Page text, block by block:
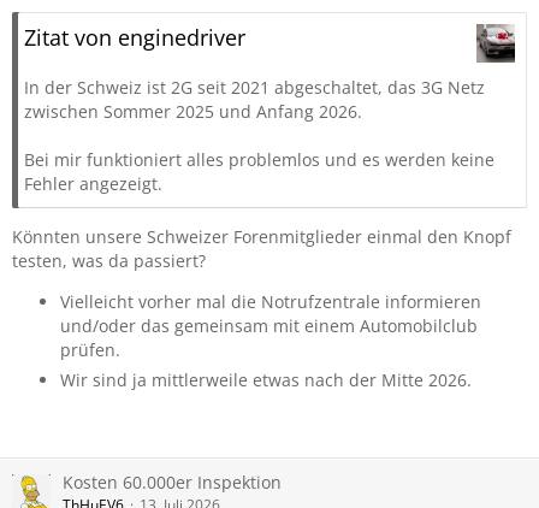
Zitat von enginedriver
In der Schweiz ist 2G seit 2021 abgeschaltet, das 3G Netz
zwischen Sommer 2025 und Anfang 2026.
Bei mir funktioniert alles problemlos und es werden keine
Fehler angezeigt.
Könnten unsere Schweizer Forenmitglieder einmal den Knopf
testen, was da passiert?
Vielleicht vorher mal die Notrufzentrale informieren
und/oder das gemeinsam mit einem Automobilclub
prüfen.
Wir sind ja mittlerweile etwas nach der Mitte 2026.
Kosten 60.000er Inspektion